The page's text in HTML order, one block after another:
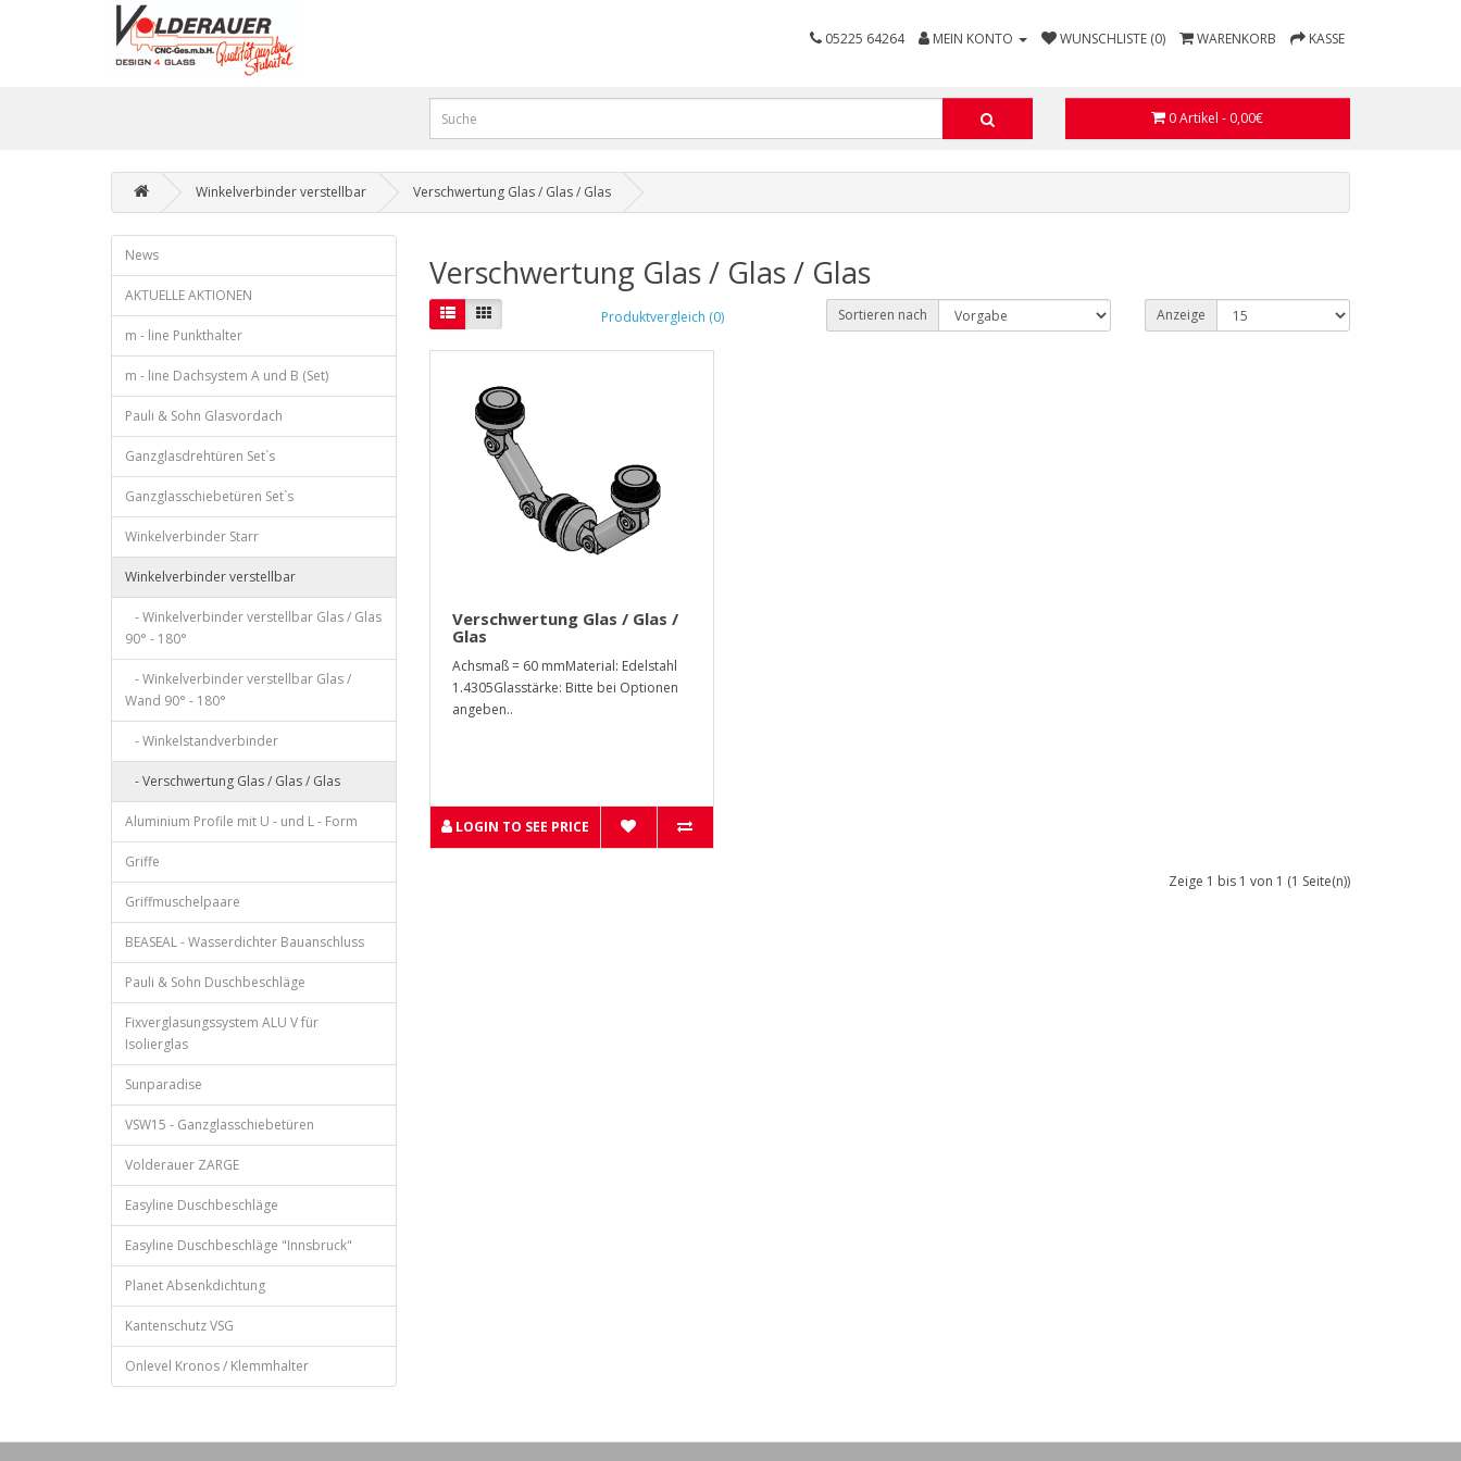
05225 64264 MEIN KONTO WUNSCHLISTE (0) WARENKORB KASSE
0 Artikel - 0,00€
Winkelverbinder verstellbar Verschwertung Glas / Glas / Glas
News
AKTUELLE AKTIONEN
m - line Punkthalter
m - line Dachsystem A und B (Set)
Pauli & Sohn Glasvordach
Ganzglasdrehtüren Set`s
Ganzglasschiebetüren Set`s
Winkelverbinder Starr
Winkelverbinder verstellbar
- Winkelverbinder verstellbar Glas / Glas
90° - 180°
- Winkelverbinder verstellbar Glas /
Wand 90° - 180°
- Winkelstandverbinder
- Verschwertung Glas / Glas / Glas
Aluminium Profile mit U - und L - Form
Griffe
Griffmuschelpaare
BEASEAL - Wasserdichter Bauanschluss
Pauli & Sohn Duschbeschläge
Fixverglasungssystem ALU V für
Isolierglas
Sunparadise
VSW15 - Ganzglasschiebetüren
Volderauer ZARGE
Easyline Duschbeschläge
Easyline Duschbeschläge "Innsbruck"
Planet Absenkdichtung
Kantenschutz VSG
Onlevel Kronos / Klemmhalter
Verschwertung Glas / Glas / Glas
Produktvergleich (0) Sortieren nach Anzeige
Verschwertung Glas / Glas /
Glas
Achsmaß = 60 mmMaterial: Edelstahl
1.4305Glasstärke: Bitte bei Optionen
angeben..
LOGIN TO SEE PRICE
Zeige 1 bis 1 von 1 (1 Seite(n))